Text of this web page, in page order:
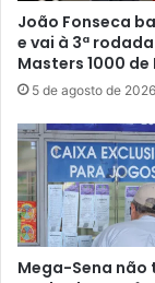
João Fonseca
e vai à 3ª
Masters 1000
5 de agosto de 2026
Mega-Sena não